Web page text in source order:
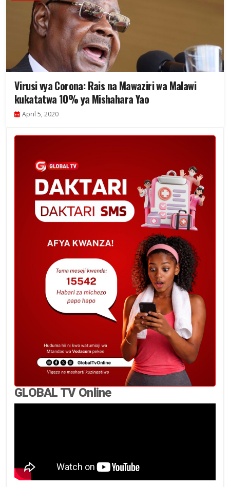
Virusi vya Corona: Rais na Mawaziri wa Malawi
kukatatwa 10% ya Mishahara Yao
April 5, 2020
GLOBAL TV Online